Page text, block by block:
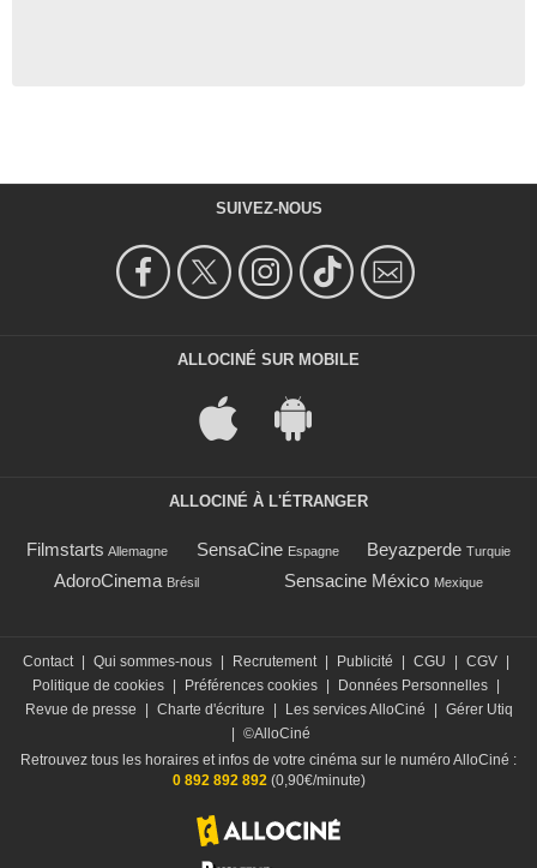
SUIVEZ-NOUS
ALLOCINÉ SUR MOBILE
ALLOCINÉ À L'ÉTRANGER
Filmstarts Allemagne SensaCine Espagne Beyazperde Turquie
AdoroCinema Brésil Sensacine México Mexique
Contact Qui sommes-nous Recrutement Publicité CGU CGV
Politique de cookies
Préférences cookies Données Personnelles
Revue de presse
Charte d'écriture Les services AlloCiné
Gérer Utiq
©AlloCiné
Retrouvez tous les horaires et infos de votre cinéma sur le numéro AlloCiné :
0 892 892 892(0,90€/minute)